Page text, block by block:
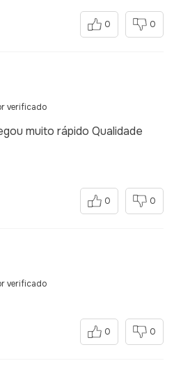
0 0
verificado
muito rápido Qualidade
0 0
verificado
0 0